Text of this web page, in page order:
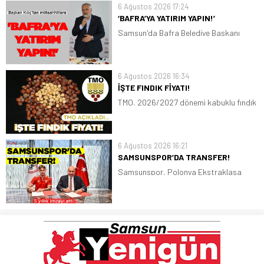
6 Ağustos 2026 17:24
‘BAFRA’YA YATIRIM YAPIN!’
Samsun'da Bafra Belediye Başkanı
6 Ağustos 2026 16:34
İŞTE FINDIK FİYATI!
TMO, 2026/2027 dönemi kabuklu fındık
lira oldu
6 Ağustos 2026 16:21
SAMSUNSPOR’DA TRANSFER!
Samsunspor, Polonya Ekstraklasa